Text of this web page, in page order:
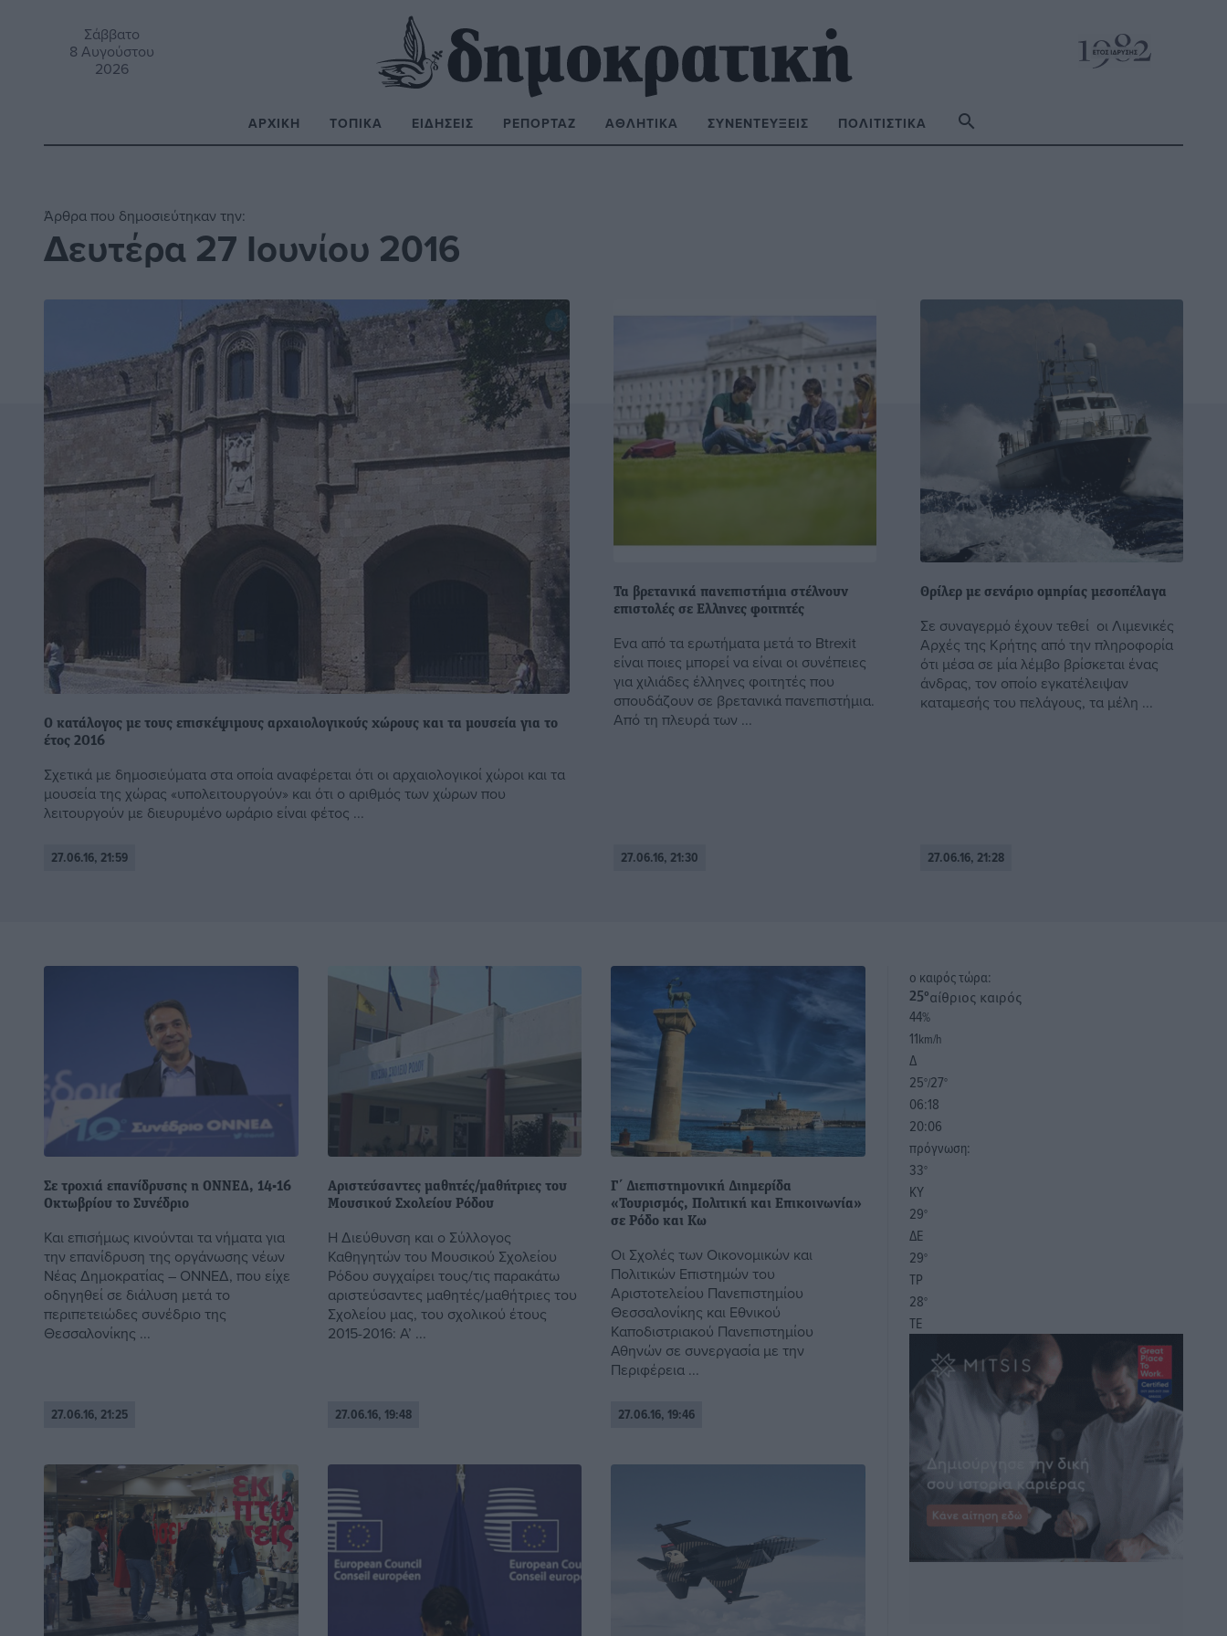
Σάββατο
8 Αυγούστου
2026
ΑΡΧΙΚΉ ΤΟΠΙΚΆ ΕΙΔΉΣΕΙΣ ΡΕΠΟΡΤΆΖ ΑΘΛΗΤΙΚΆ ΣΥΝΕΝΤΕΎΞΕΙΣ ΠΟΛΙΤΙΣΤΙΚΆ
Άρθρα που δημοσιεύτηκαν την:
Δευτέρα 27 Ιουνίου 2016
Ο κατάλογος με τους επισκέψιμους αρχαιολογικούς χώρους και τα μουσεία για το
έτος 2016
Σχετικά με δημοσιεύματα στα οποία αναφέρεται ότι οι αρχαιολογικοί χώροι και τα
μουσεία της χώρας «υπολειτουργούν» και ότι ο αριθμός των χώρων που
λειτουργούν με διευρυμένο ωράριο είναι φέτος ...
27.06.16, 21:59
Τα βρετανικά πανεπιστήμια στέλνουν
επιστολές σε Eλληνες φοιτητές
Ενα από τα ερωτήματα μετά το Βtrexit
είναι ποιες μπορεί να είναι οι συνέπειες
για χιλιάδες έλληνες φοιτητές που
σπουδάζουν σε βρετανικά πανεπιστήμια.
Από τη πλευρά των ...
27.06.16, 21:30
Θρίλερ με σενάριο ομηρίας μεσοπέλαγα
Σε συναγερμό έχουν τεθεί οι Λιμενικές
Αρχές της Κρήτης από την πληροφορία
ότι μέσα σε μία λέμβο βρίσκεται ένας
άνδρας, τον οποίο εγκατέλειψαν
καταμεσής του πελάγους, τα μέλη ...
27.06.16, 21:28
Σε τροχιά επανίδρυσης η ΟΝΝΕΔ, 14-­16
Οκτωβρίου το Συνέδριο
Και επισήμως κινούνται τα νήματα για
την επανίδρυση της οργάνωσης νέων
Νέας Δημοκρατίας – ΟΝΝΕΔ, που είχε
οδηγηθεί σε διάλυση μετά το
περιπετειώδες συνέδριο της
Θεσσαλονίκης ...
27.06.16, 21:25
Αριστεύσαντες μαθητές/μαθήτριες του
Μουσικού Σχολείου Ρόδου
Η Διεύθυνση και ο Σύλλογος
Καθηγητών του Μουσικού Σχολείου
Ρόδου συγχαίρει τους/τις παρακάτω
αριστεύσαντες μαθητές/μαθήτριες του
Σχολείου μας, του σχολικού έτους
2015-2016: Α’ ...
27.06.16, 19:48
Γ΄ Διεπιστημονική Διημερίδα
«Τουρισμός, Πολιτική και Επικοινωνία»
σε Ρόδο και Κω
Οι Σχολές των Οικονομικών και
Πολιτικών Επιστημών του
Αριστοτελείου Πανεπιστημίου
Θεσσαλονίκης και Εθνικού
Καποδιστριακού Πανεπιστημίου
Αθηνών σε συνεργασία με την
Περιφέρεια ...
27.06.16, 19:46
o καιρός τώρα:
25°αίθριος καιρός
44%
11km/h
Δ
25°/27°
06:18
20:06
πρόγνωση:
33°
ΚΥ
29°
ΔΕ
29°
ΤΡ
28°
ΤΕ